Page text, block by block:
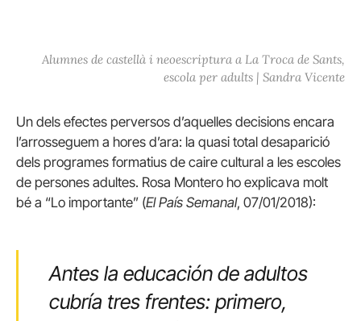
Alumnes de castellà i neoescriptura a La Troca de Sants,
escola per adults | Sandra Vicente
Un dels efectes perversos d’aquelles decisions encara
l’arrosseguem a hores d’ara: la quasi total desaparició
dels programes formatius de caire cultural a les escoles
de persones adultes. Rosa Montero ho explicava molt
bé a “Lo importante” (El País Semanal, 07/01/2018):
Antes la educación de adultos
cubría tres frentes: primero,